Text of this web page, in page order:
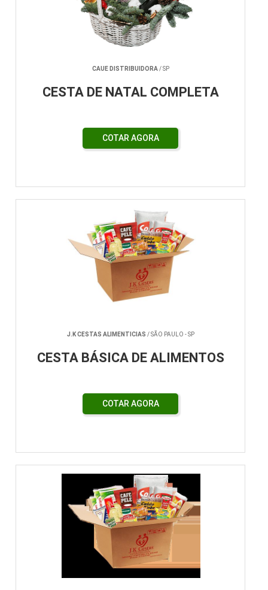
CAUE DISTRIBUIDORA/ SP
CESTA DE NATAL COMPLETA
COTAR AGORA
J.K CESTAS ALIMENTICIAS / SÃO PAULO - SP
CESTA BÁSICA DE ALIMENTOS
COTAR AGORA